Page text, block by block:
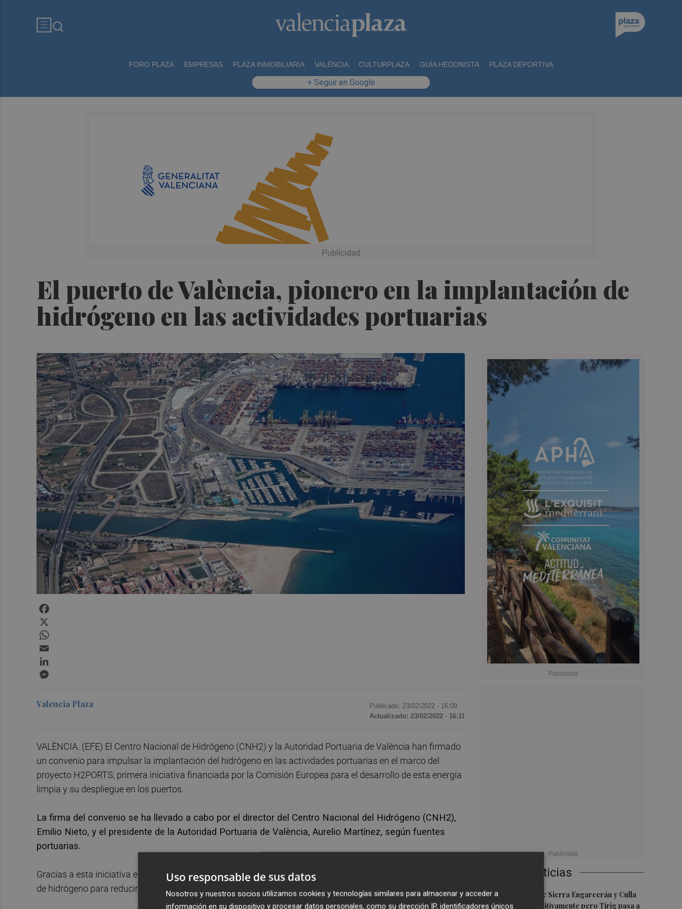
FORO PLAZA EMPRESAS PLAZA INMOBILIARIA VALÈNCIA CULTURPLAZA GUÍA HEDONISTA PLAZA DEPORTIVA
+ Seguir en Google
El puerto de València, pionero en la implantación de
hidrógeno en las actividades portuarias
Últimas Noticias
1Los incendios de Sierra Engarcerán y Culla
evolucionan positivamente pero Tírig pasa a
Valencia Plaza Publicado: 23/02/2022 · 16:09
Actualizado: 23/02/2022 · 16:11
VALÈNCIA. (EFE) El Centro Nacional de Hidrógeno (CNH2) y la Autoridad Portuaria de València han firmado
un convenio para impulsar la implantación del hidrógeno en las actividades portuarias en el marco del
proyecto H2PORTS, primera iniciativa financiada por la Comisión Europea para el desarrollo de esta energía
limpia y su despliegue en los puertos.
La firma del convenio se ha llevado a cabo por el director del Centro Nacional del Hidrógeno (CNH2),
Emilio Nieto, y el presidente de la Autoridad Portuaria de València, Aurelio Martínez, según fuentes
portuarias.
Gracias a esta iniciativa el puerto de València será el primer puerto de Europa en incorporar las tecnologías
de hidrógeno para reducir el impacto ambiental de sus operaciones.
Uso responsable de sus datos
Nosotros y nuestros socios utilizamos cookies y tecnologías similares para almacenar y acceder a
información en su dispositivo y procesar datos personales, como su dirección IP, identificadores únicos